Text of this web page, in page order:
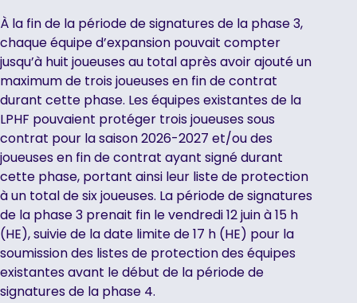
À la fin de la période de signatures de la phase 3,
chaque équipe d’expansion pouvait compter
jusqu’à huit joueuses au total après avoir ajouté un
maximum de trois joueuses en fin de contrat
durant cette phase. Les équipes existantes de la
LPHF pouvaient protéger trois joueuses sous
contrat pour la saison 2026-2027 et/ou des
joueuses en fin de contrat ayant signé durant
cette phase, portant ainsi leur liste de protection
à un total de six joueuses. La période de signatures
de la phase 3 prenait fin le vendredi 12 juin à 15 h
(HE), suivie de la date limite de 17 h (HE) pour la
soumission des listes de protection des équipes
existantes avant le début de la période de
signatures de la phase 4.